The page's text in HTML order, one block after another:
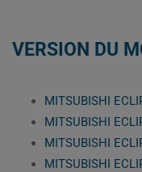
VERSION DU
MITSUBISHI
MITSUBISHI
MITSUBISHI
MITSUBISHI